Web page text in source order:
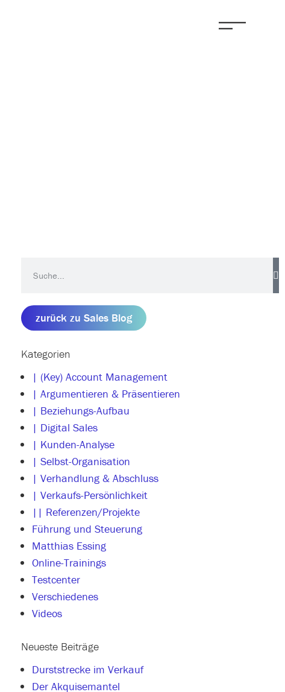
zurück zu Sales Blog
Kategorien
| (Key) Account Management
| Argumentieren & Präsentieren
| Beziehungs-Aufbau
| Digital Sales
| Kunden-Analyse
| Selbst-Organisation
| Verhandlung & Abschluss
| Verkaufs-Persönlichkeit
|| Referenzen/Projekte
Führung und Steuerung
Matthias Essing
Online-Trainings
Testcenter
Verschiedenes
Videos
Neueste Beiträge
Durststrecke im Verkauf
Der Akquisemantel